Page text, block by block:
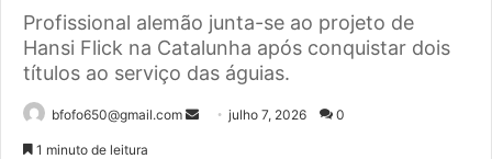
Profissional alemão junta-se ao projeto de
Hansi Flick na Catalunha após conquistar dois
títulos ao serviço das águias.
bfofo650@gmail.com
Mandejulho 7, 2026 0
1 minuto de leitura